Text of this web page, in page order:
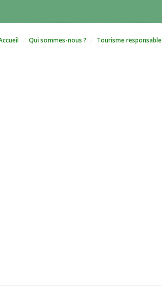
Qui sommes-nous ? Tourisme responsable